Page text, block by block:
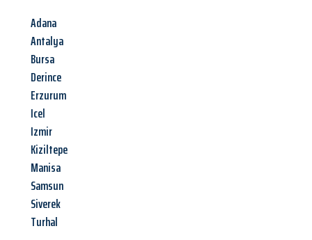
Adana
Antalya
Bursa
Derince
Erzurum
Icel
Izmir
Kiziltepe
Manisa
Samsun
Siverek
Turhal